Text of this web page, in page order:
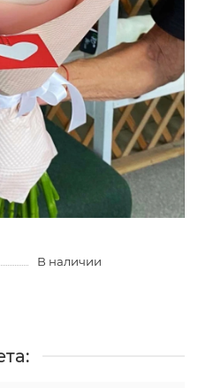
В наличии